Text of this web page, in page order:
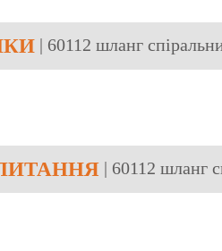
| 60112 шланг
| 60112 шланг